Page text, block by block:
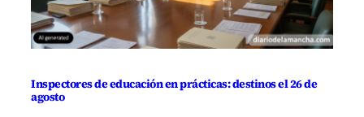
Inspectores de educación en prácticas: destinos el 26 de
agosto